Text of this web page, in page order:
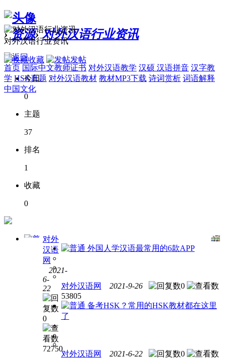
› 资源› 对外汉语行业资讯
首页 国际中文教师证书 对外汉语教学 汉硕 汉语拼音 汉字教
学 HSK真题 对外汉语教材 教材MP3下载 诗词赏析 词语解释
中国文化
对外汉语行业资讯
收藏 发帖
今日
0
主题
37
排名
1
收藏
0
对外
汉语
网
2021-
6-
22
0
72750
外国人学汉语最常用的6款APP
对外汉语网 2021-9-26
0
53805
备考HSK？常用的HSK教材都在这里
了
对外汉语网 2021-6-22
0